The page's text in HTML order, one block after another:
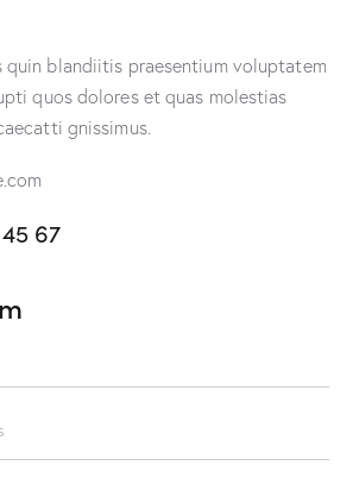
quin blandiitis praesentium voluptatem
quos dolores et quas molestias
gnissimus.
67